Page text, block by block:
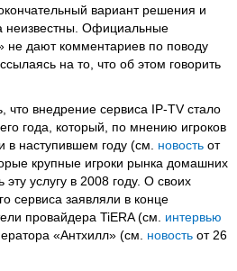
вариант решения и
неизвестны. Официальные
не дают комментариев по поводу
на то, что об этом говорить
что внедрение сервиса IP-TV стало
года, который, по мнению игроков
в наступившем году (см. новость от
крупные игроки рынка домашних
эту услугу в 2008 году. О своих
сервиса заявляли в конце
провайдера TiERA (см. интервью
«Антхилл» (см. новость от 26